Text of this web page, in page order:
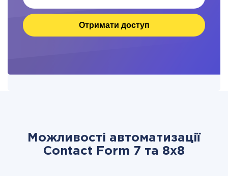
Отримати доступ
Можливості автоматизації
Contact Form 7 та 8x8